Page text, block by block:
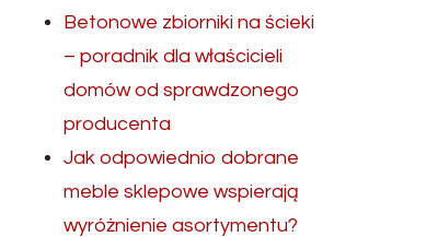
Betonowe zbiorniki na ścieki
– poradnik dla właścicieli
domów od sprawdzonego
producenta
Jak odpowiednio dobrane
meble sklepowe wspierają
wyróżnienie asortymentu?